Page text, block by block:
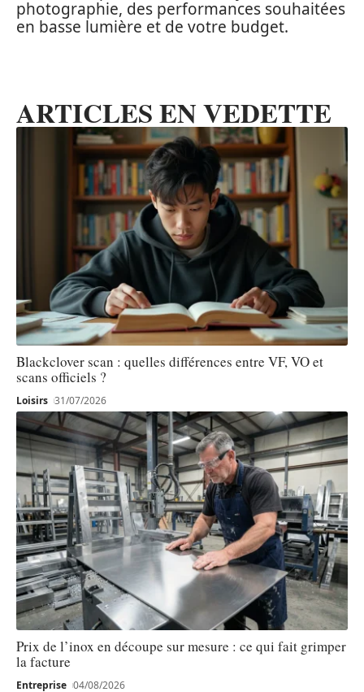
photographie, des performances souhaitées
en basse lumière et de votre budget.
ARTICLES EN VEDETTE
Blackclover scan : quelles différences entre VF, VO et
scans officiels ?
Loisirs 31/07/2026
Prix de l’inox en découpe sur mesure : ce qui fait grimper
la facture
Entreprise 04/08/2026